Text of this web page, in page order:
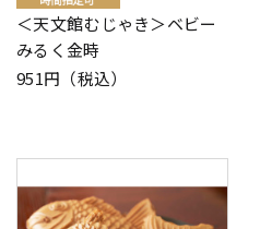
＜天文館むじゃき＞ベビー
みるく金時
951円（税込）